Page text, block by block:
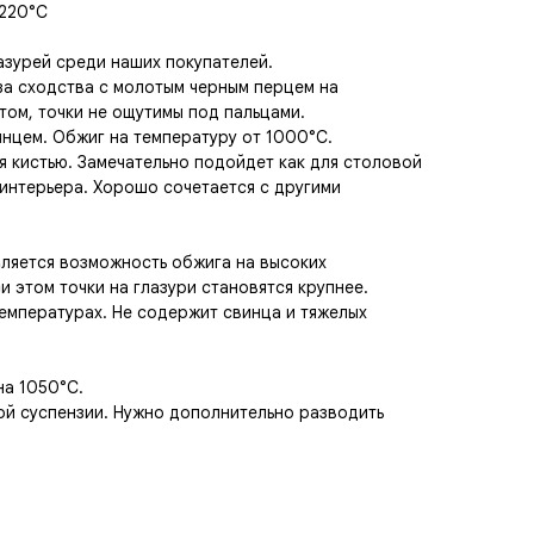
среди наших покупателей.
сходства с молотым черным перцем на
точки не ощутимы под пальцами.
Обжиг на температуру от 1000°C.
кистью. Замечательно подойдет как для столовой
Хорошо сочетается с другими
возможность обжига на высоких
этом точки на глазури становятся крупнее.
Не содержит свинца и тяжелых
1050°C.
суспензии. Нужно дополнительно разводить